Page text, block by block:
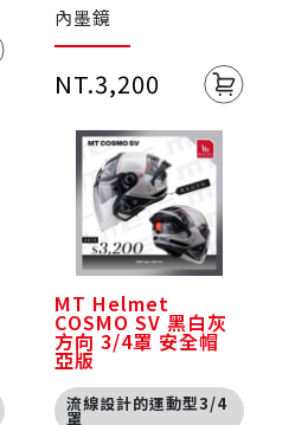
內墨鏡
NT.3,200
MT Helmet
COSMO SV 黑白灰
方向 3/4罩 安全帽
亞版
流線設計的運動型3/4
罩